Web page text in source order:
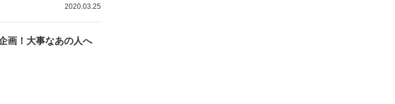
2020.03.25
画！大事なあの人へ